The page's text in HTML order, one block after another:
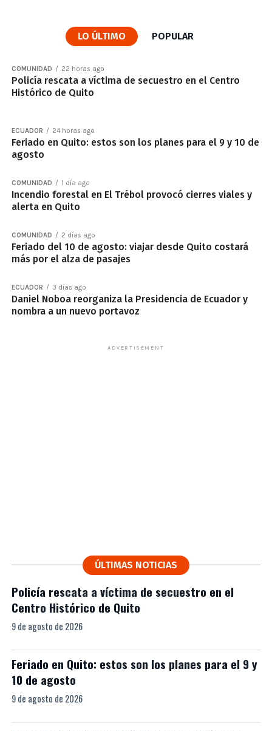
LO ÚLTIMO POPULAR
COMUNIDAD 22 horas ago
Policía rescata a víctima de secuestro en el Centro
Histórico de Quito
ECUADOR 24 horas ago
Feriado en Quito: estos son los planes para el 9 y 10 de
agosto
COMUNIDAD 1 día ago
Incendio forestal en El Trébol provocó cierres viales y
alerta en Quito
COMUNIDAD 2 días ago
Feriado del 10 de agosto: viajar desde Quito costará
más por el alza de pasajes
ECUADOR 3 días ago
Daniel Noboa reorganiza la Presidencia de Ecuador y
nombra a un nuevo portavoz
ADVERTISEMENT
ÚLTIMAS NOTICIAS
Policía rescata a víctima de secuestro en el
Centro Histórico de Quito
9 de agosto de 2026
Feriado en Quito: estos son los planes para el 9 y
10 de agosto
9 de agosto de 2026